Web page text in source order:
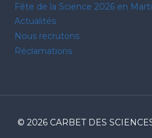
Fête de la Science 2026 en
Actualités
Nous recrutons
Réclamations
© 2026 CARBET DES